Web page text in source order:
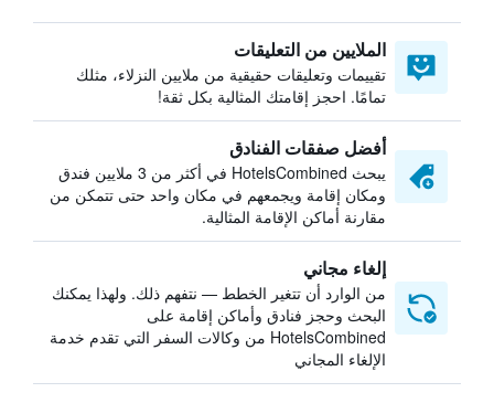
الملايين من التعليقات
تقييمات وتعليقات حقيقية من ملايين النزلاء، مثلك
تمامًا. احجز إقامتك المثالية بكل ثقة!
أفضل صفقات الفنادق
يبحث HotelsCombined في أكثر من 3 ملايين فندق
ومكان إقامة ويجمعهم في مكان واحد حتى تتمكن من
مقارنة أماكن الإقامة المثالية.
إلغاء مجاني
من الوارد أن تتغير الخطط — نتفهم ذلك. ولهذا يمكنك
البحث وحجز فنادق وأماكن إقامة على
HotelsCombined من وكالات السفر التي تقدم خدمة
الإلغاء المجاني